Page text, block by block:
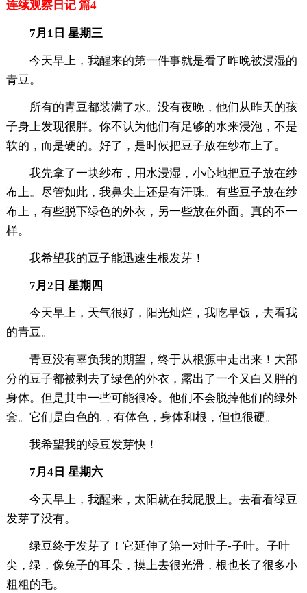
连续观察日记 篇4
7月1日 星期三
今天早上，我醒来的第一件事就是看了昨晚被浸湿的
青豆。
所有的青豆都装满了水。没有夜晚，他们从昨天的孩
子身上发现很胖。你不认为他们有足够的水来浸泡，不是
软的，而是硬的。好了，是时候把豆子放在纱布上了。
我先拿了一块纱布，用水浸湿，小心地把豆子放在纱
布上。尽管如此，我鼻尖上还是有汗珠。有些豆子放在纱
布上，有些脱下绿色的外衣，另一些放在外面。真的不一
样。
我希望我的豆子能迅速生根发芽！
7月2日 星期四
今天早上，天气很好，阳光灿烂，我吃早饭，去看我
的青豆。
青豆没有辜负我的期望，终于从根源中走出来！大部
分的豆子都被剥去了绿色的外衣，露出了一个又白又胖的
身体。但是其中一些可能很冷。他们不会脱掉他们的绿外
套。它们是白色的.，有体色，身体和根，但也很硬。
我希望我的绿豆发芽快！
7月4日 星期六
今天早上，我醒来，太阳就在我屁股上。去看看绿豆
发芽了没有。
绿豆终于发芽了！它延伸了第一对叶子-子叶。子叶
尖，绿，像兔子的耳朵，摸上去很光滑，根也长了很多小
粗粗的毛。